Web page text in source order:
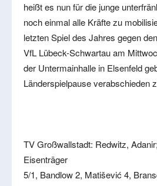
heißt es nun für die junge
noch einmal alle Kräfte zu
letzten Spiel des Jahres gegen
VfL Lübeck-Schwartau am
der Untermainhalle in Elsenfeld
Länderspielpause verabschieden
TV Großwallstadt: Redwitz,
Eisenträger
5/1, Bandlow 2, Matišević 4,